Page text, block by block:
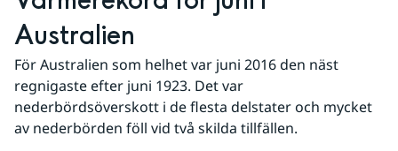
Australien
För Australien som helhet var juni 2016 den näst
regnigaste efter juni 1923. Det var
nederbördsöverskott i de flesta delstater och mycket
av nederbörden föll vid två skilda tillfällen.